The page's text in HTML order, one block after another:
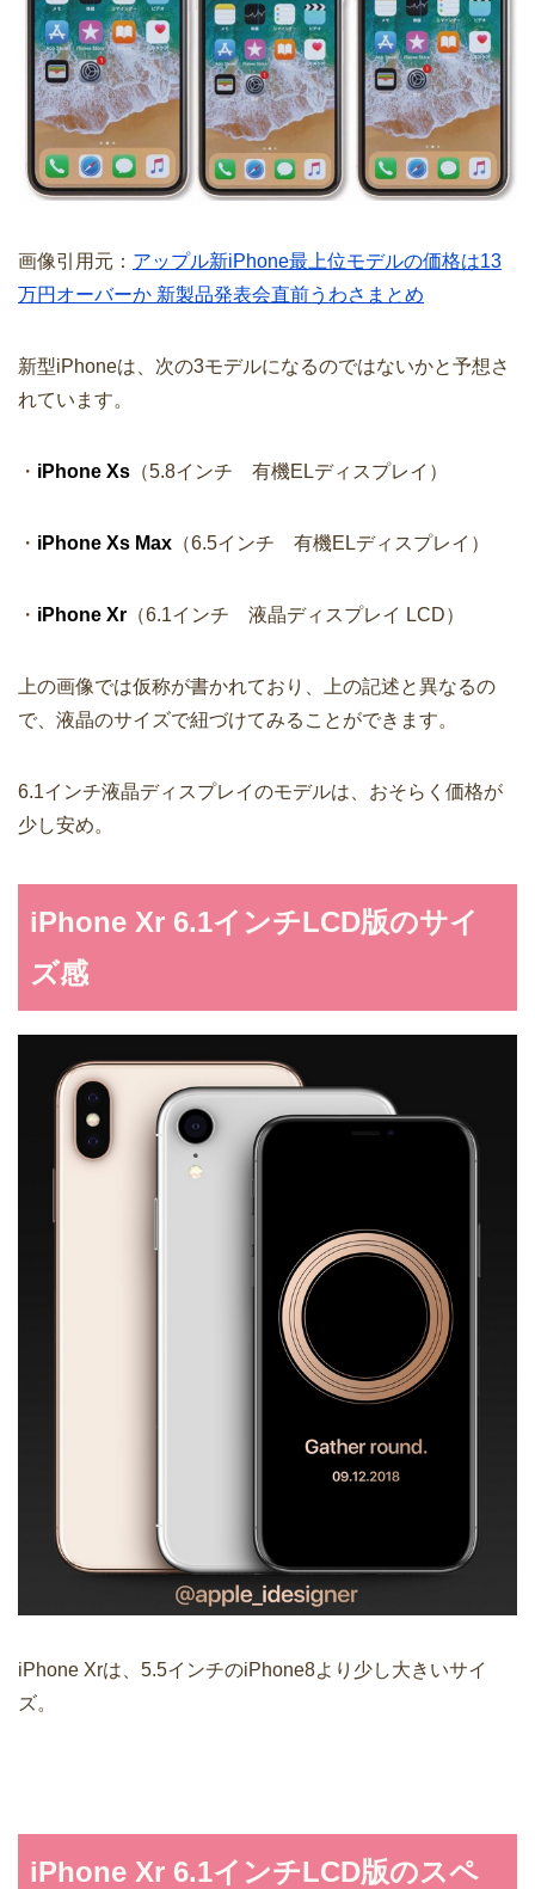
画像引用元： アップル新iPhone最上位モデルの価格は13
万円オーバーか 新製品発表会直前うわさまとめ
新型iPhoneは、次の3モデルになるのではないかと予想さ
れています。
・ iPhone Xs （5.8インチ 有機ELディスプレイ）
・ iPhone Xs Max （6.5インチ 有機ELディスプレイ）
・ iPhone Xr （6.1インチ 液晶ディスプレイ LCD）
上の画像では仮称が書かれており、上の記述と異なるの
で、液晶のサイズで紐づけてみることができます。
6.1インチ液晶ディスプレイのモデルは、おそらく価格が
少し安め。
iPhone Xr 6.1インチLCD版のサイ
ズ感
iPhone Xrは、5.5インチのiPhone8より少し大きいサイ
ズ。
iPhone Xr 6.1インチLCD版のスペ